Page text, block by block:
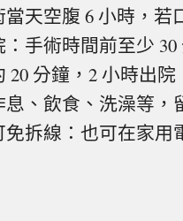
天空腹 6 小時，若
手術時間前至少 30
20 分鐘，2 小時出
、飲食、洗澡等，
拆線：也可在家用